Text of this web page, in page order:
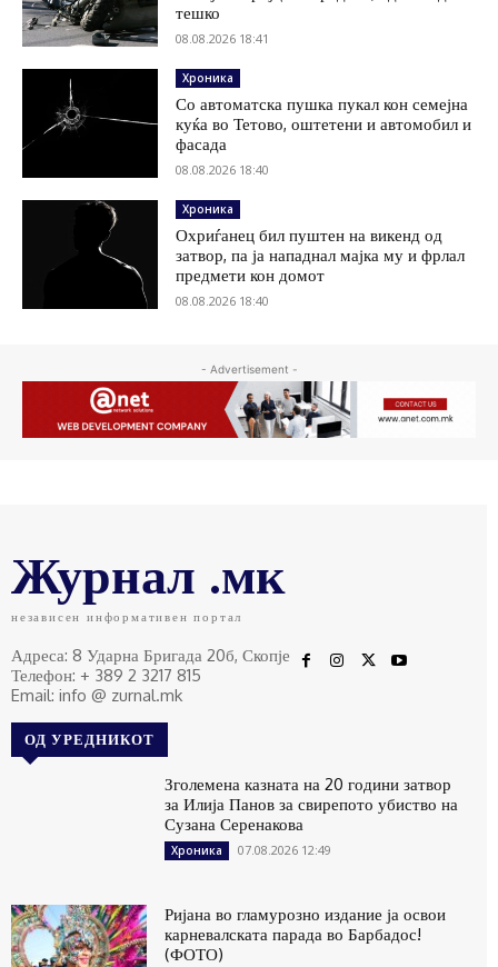
тешко
08.08.2026 18:41
Хроника
Со автоматска пушка пукал кон семејна
куќа во Тетово, оштетени и автомобил и
фасада
08.08.2026 18:40
Хроника
Охриѓанец бил пуштен на викенд од
затвор, па ја нападнал мајка му и фрлал
предмети кон домот
08.08.2026 18:40
- Advertisement -
Журнал .мк
независен информативен портал
Адреса: 8 Ударна Бригада 20б, Скопје
Телефон: + 389 2 3217 815
Email: info @ zurnal.mk
ОД УРЕДНИКОТ
Зголемена казната на 20 години затвор
за Илија Панов за свирепото убиство на
Сузана Серенакова
Хроника 07.08.2026 12:49
Ријана во гламурозно издание ја освои
карневалската парада во Барбадос!
(ФОТО)